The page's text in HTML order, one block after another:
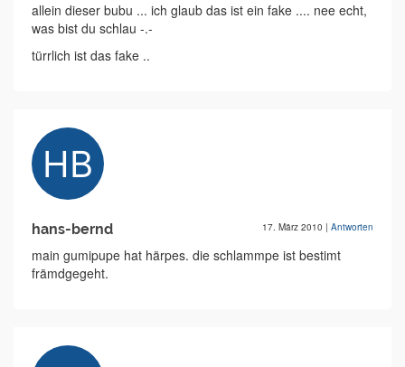
allein dieser bubu ... ich glaub das ist ein fake .... nee echt,
was bist du schlau -.-
türrlich ist das fake ..
hans-bernd 17. März 2010 | Antworten
main gumipupe hat härpes. die schlammpe ist bestimt
främdgegeht.